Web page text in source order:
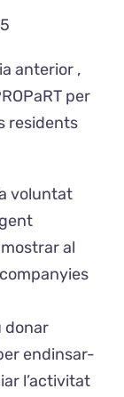
anterior ,
per
residents
voluntat
al
donar
endinsar-
l’activitat